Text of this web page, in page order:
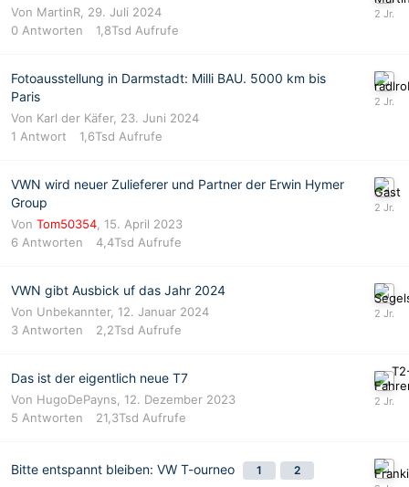
Von MartinR, 29. Juli 2024
0 Antworten 1,8Tsd Aufrufe
Fotoausstellung in Darmstadt: Milli BAU. 5000 km bis
Paris
Von Karl der Käfer, 23. Juni 2024
1 Antwort 1,6Tsd Aufrufe
VWN wird neuer Zulieferer und Partner der Erwin Hymer
Group
Von Tom50354, 15. April 2023
6 Antworten 4,4Tsd Aufrufe
VWN gibt Ausbick uf das Jahr 2024
Von Unbekannter, 12. Januar 2024
3 Antworten 2,2Tsd Aufrufe
Das ist der eigentlich neue T7
Von HugoDePayns, 12. Dezember 2023
5 Antworten 21,3Tsd Aufrufe
Bitte entspannt bleiben: VW T-ourneo 1 2